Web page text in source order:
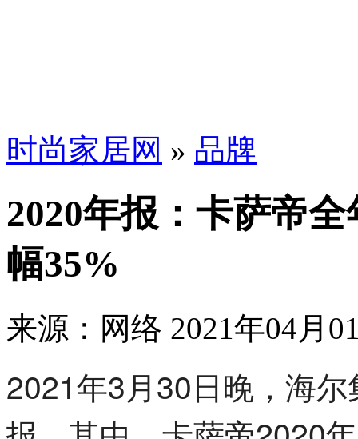
时尚家居网 » 品牌
2020年报：卡萨帝
幅35%
来源：网络 2021年04月
2021年3月30日晚，海